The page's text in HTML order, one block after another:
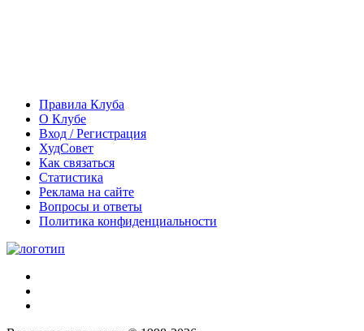
Правила Клуба
О Клубе
Вход / Регистрация
ХудСовет
Как связаться
Статистика
Реклама на сайте
Вопросы и ответы
Политика конфиденциальности